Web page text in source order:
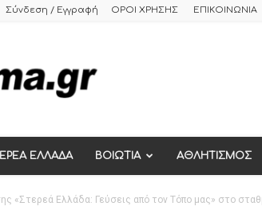
Σύνδεση / Εγγραφή ΟΡΟΙ ΧΡΗΣΗΣ ΕΠΙΚΟΙΝΩΝΙΑ
ΕΛΛΑΔΑ ΒΟΙΩΤΙΑ ΑΘΛΗΤΙΣΜΟΣ
«Στερεά Ελλάδα: Γεύσεις από τον Τόπο μας» στο